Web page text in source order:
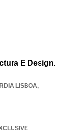
E Design,
LISBOA,